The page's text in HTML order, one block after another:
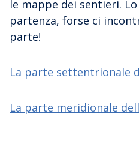
le mappe dei sentieri.
partenza, forse ci
parte!
La parte settentrionale
La parte meridionale